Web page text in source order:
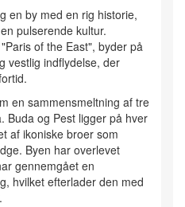
en by med en rig historie,
pulserende kultur.
of the East", byder på
vestlig indflydelse, der
en sammensmeltning af tre
Buda og Pest ligger på hver
af ikoniske broer som
Byen har overlevet
gennemgået en
hvilket efterlader den med